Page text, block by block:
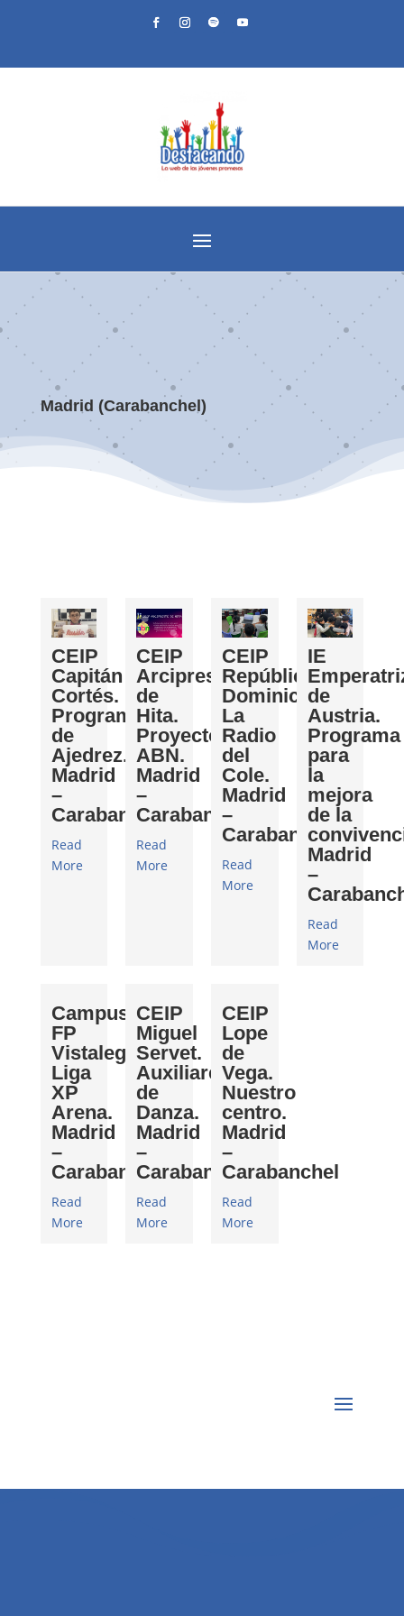
Madrid (Carabanchel)
CEIP
Capitán
Cortés.
Programa
de
Ajedrez.
Madrid
–
Carabanchel
Read
More
CEIP
Arcipreste
de
Hita.
Proyecto
ABN.
Madrid
–
Carabanchel
Read
More
CEIP
República
Dominicana.
La
Radio
del
Cole.
Madrid
–
Carabanchel
Read
More
IE
de
Austria.
Programa
para
la
mejora
de la
Madrid
–
Read
More
Campus
FP
Vistalegre.
Liga
XP
Arena.
Madrid
–
Carabanchel
Read
More
CEIP
Miguel
Servet.
Auxiliares
de
Danza.
Madrid
–
Carabanchel
Read
More
CEIP
Lope
de
Vega.
Nuestro
centro.
Madrid
–
Carabanchel
Read
More